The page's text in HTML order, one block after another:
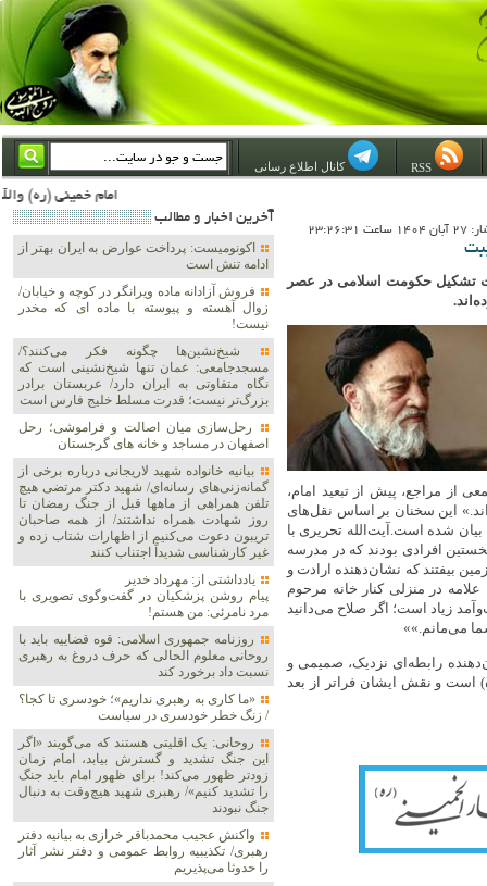
کانال اطلاع رسانی
امام خمینی (ره) والله اسلام تمامش سیاست است؛ ***** امام شهید: به گفتار امام و کردار امام اهتمام بورزید ***** امام خمینی(ره): ان شاء الله ما اندوه دلمان را در وقت مناسب با انتقام از امریکا و آل
23:26:31
تشکیل حکومت اسلامی در عصر
از مراجع، پیش از تبعید امام،
این سخنان بر اساس نقل‌های
بیان شده است.آیت‌الله تحریری با
افرادی بودند که در مدرسه
بیفتند که نشان‌دهنده ارادت و
در منزلی کنار خانه مرحوم
زیاد است؛ اگر صلاح می‌دانید
می‌مانم.»»
رابطه‌ای نزدیک، صمیمی و
است و نقش ایشان فراتر از بعد
آخرين اخبار و مطالب
اکونومیست: پرداخت عوارض به ایران بهتر از
ادامه تنش است
فروش آزادانه ماده ویرانگر در کوچه و خیابان/
زوال آهسته و پیوسته با ماده ای که مخدر
نیست!
شیخ‌نشین‌ها چگونه فکر می‌کنند؟/
مسجدجامعی: عمان تنها شیخ‌نشینی است که
نگاه متفاوتی به ایران دارد/ عربستان برادر
بزرگ‌تر نیست؛ قدرت مسلط خلیج فارس است
رحل‌سازی میان اصالت و فراموشی؛ رحل
اصفهان در مساجد و خانه های گرجستان
بیانیه خانواده شهید لاریجانی درباره برخی از
گمانه‌زنی‌های رسانه‌ای/ شهید دکتر مرتضی هیچ
تلفن همراهی از ماهها قبل از جنگ رمضان تا
روز شهادت همراه نداشتند/ از همه صاحبان
تریبون دعوت می‌کنیم از اظهارات شتاب زده و
غیر کارشناسی شدیداً اجتناب کنند
یادداشتی از: مهرداد خدیر
پیام روشن پزشکیان در گفت‌و‌گوی تصویری با
مرد نامرئی: من هستم!
روزنامه جمهوری اسلامی: قوه قضاییه باید با
روحانی معلوم الحالی که حرف دروغ به رهبری
نسبت داد برخورد کند
«ما کاری به رهبری نداریم»؛ خودسری تا کجا؟
/ زنگ خطر خودسری در سیاست
روحانی: یک اقلیتی هستند که می‌گویند «اگر
این جنگ تشدید و گسترش بیابد، امام زمان
زودتر ظهور می‌کند! برای ظهور امام باید جنگ
را تشدید کنیم»/ رهبری شهید هیچ‌وقت به دنبال
جنگ نبودند
واکنش عجیب محمدباقر خرازی به بیانیه دفتر
رهبری/ تکذیبیه روابط عمومی و دفتر نشر آثار
را حدوثا می‌پذیریم